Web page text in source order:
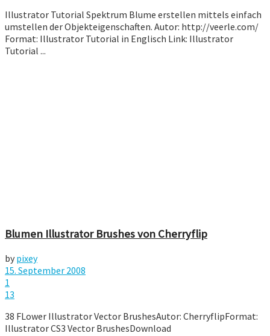
Illustrator Tutorial Spektrum Blume erstellen mittels einfach
umstellen der Objekteigenschaften. Autor: http://veerle.com/
Format: Illustrator Tutorial in Englisch Link: Illustrator
Tutorial ...
Blumen Illustrator Brushes von Cherryflip
by pixey
15. September 2008
1
13
38 FLower Illustrator Vector BrushesAutor: CherryflipFormat:
Illustrator CS3 Vector BrushesDownload